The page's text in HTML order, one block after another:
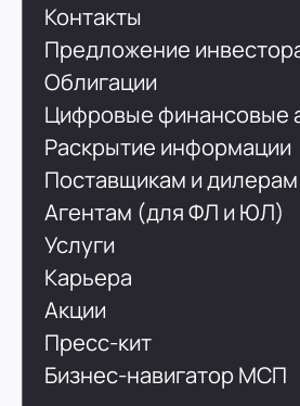
Контакты
Предложение
Облигации
Цифровые финансовые
Раскрытие информации
Поставщикам и дилерам
Агентам (для ФЛ и ЮЛ)
Услуги
Карьера
Акции
Пресс-кит
Бизнес-навигатор МСП